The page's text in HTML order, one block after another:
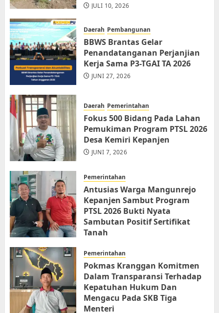
JULI 10, 2026
Daerah Pembangunan
BBWS Brantas Gelar
Penandatanganan Perjanjian
Kerja Sama P3-TGAI TA 2026
JUNI 27, 2026
Daerah Pemerintahan
Fokus 500 Bidang Pada Lahan
Pemukiman Program PTSL 2026
Desa Kemiri Kepanjen
JUNI 7, 2026
Pemerintahan
Antusias Warga Mangunrejo
Kepanjen Sambut Program
PTSL 2026 Bukti Nyata
Sambutan Positif Sertifikat
Tanah
Pemerintahan
Pokmas Kranggan Komitmen
Dalam Transparansi Terhadap
Kepatuhan Hukum Dan
Mengacu Pada SKB Tiga
Menteri